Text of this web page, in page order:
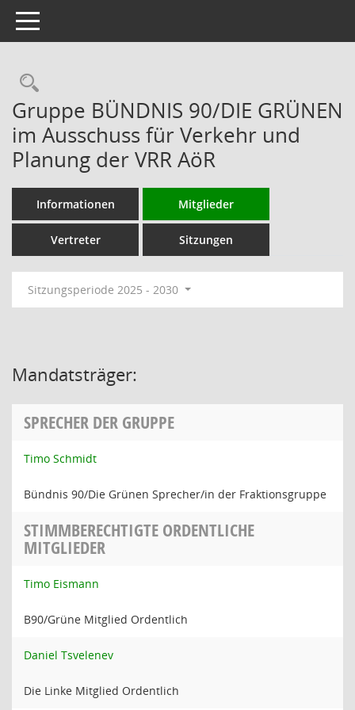
Toggle navigation
Rechercheauswahl
Gruppe BÜNDNIS 90/DIE GRÜNEN
im Ausschuss für Verkehr und
Planung der VRR AöR
Informationen Mitglieder
Vertreter Sitzungen
Sitzungsperiode 2025 - 2030
Mandatsträger:
SPRECHER DER GRUPPE
Timo Schmidt
Bündnis 90/Die Grünen Sprecher/in der Fraktionsgruppe
STIMMBERECHTIGTE ORDENTLICHE
MITGLIEDER
Timo Eismann
B90/Grüne Mitglied Ordentlich
Daniel Tsvelenev
Die Linke Mitglied Ordentlich